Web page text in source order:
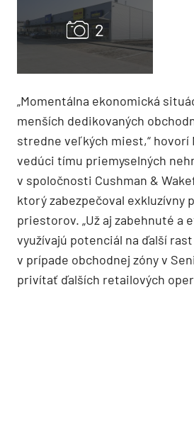
„Momentálna ekonomická
menších dedikovaných
stredne veľkých miest,“ hovorí
vedúci tímu priemyselných
v spoločnosti Cushman &
ktorý zabezpečoval exkluzívny
priestorov. „Už aj zabehnuté a
využívajú potenciál na ďalší
v prípade obchodnej zóny v
privítať ďalších retailových